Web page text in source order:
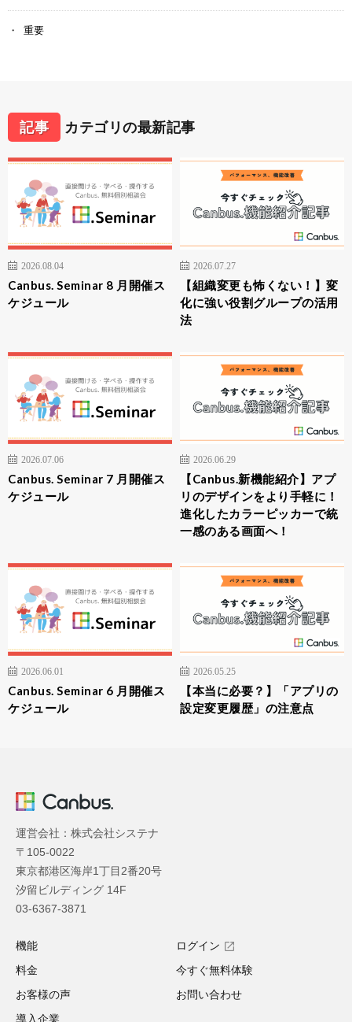
重要
記事 カテゴリの最新記事
2026.08.04
Canbus. Seminar 8 月開催ス
ケジュール
2026.07.27
【組織変更も怖くない！】変
化に強い役割グループの活用
法
2026.07.06
Canbus. Seminar 7 月開催ス
ケジュール
2026.06.29
【Canbus.新機能紹介】アプ
リのデザインをより手軽に！
進化したカラーピッカーで統
一感のある画面へ！
2026.06.01
Canbus. Seminar 6 月開催ス
ケジュール
2026.05.25
【本当に必要？】「アプリの
設定変更履歴」の注意点
運営会社：株式会社システナ
〒105-0022
東京都港区海岸1丁目2番20号
汐留ビルディング 14F
03-6367-3871
機能
料金
お客様の声
導入企業
ログイン
今すぐ無料体験
お問い合わせ